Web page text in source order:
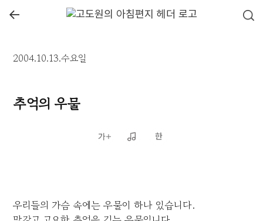
←
2004.10.13.수요일
추억의 우물
우리들의 가슴 속에는 우물이 하나 있습니다.